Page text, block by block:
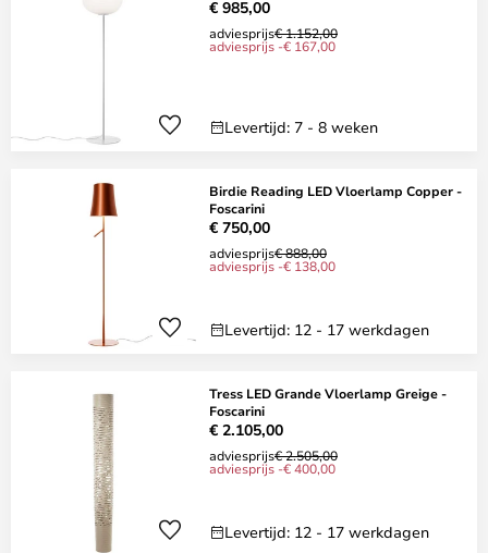
€ 985,00
adviesprijs€ 1.152,00
adviesprijs -€ 167,00
Levertijd: 7 - 8 weken
Birdie Reading LED Vloerlamp Copper -
Foscarini
€ 750,00
adviesprijs€ 888,00
adviesprijs -€ 138,00
Levertijd: 12 - 17 werkdagen
Tress LED Grande Vloerlamp Greige -
Foscarini
€ 2.105,00
adviesprijs€ 2.505,00
adviesprijs -€ 400,00
Levertijd: 12 - 17 werkdagen